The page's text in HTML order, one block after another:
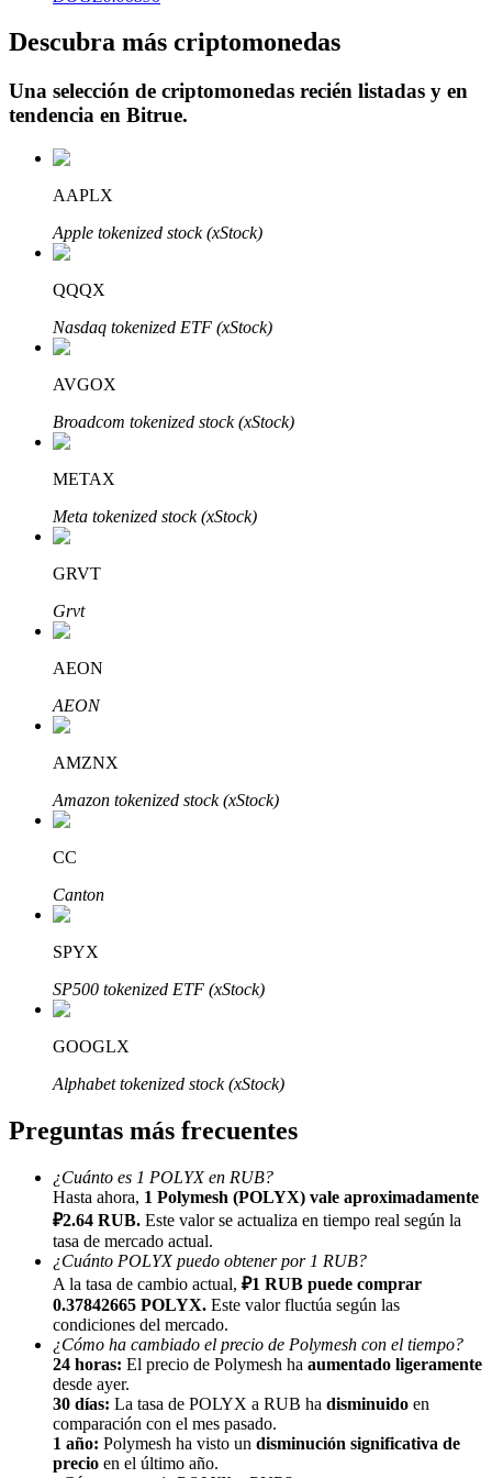
Inversión automática
Obtenga ganancias a largo plazo e intereses flexibles
Aprender Staking
Obtenga más información sobre cómo obtener ingresos pasivos
Bitrue Partners
Afiliados de Bitrue
¡Hasta un 65% de comisiones!
Referencia
Invita a un amigo para recibir recompensas en efectivo
Deposit CASHCAT & Win
Deposit CASHCAT & Win
Descubra más criptomonedas
Una selección de criptomonedas recién listadas y en
tendencia en Bitrue.
AAPLX
Apple tokenized stock (xStock)
QQQX
Nasdaq tokenized ETF (xStock)
AVGOX
Broadcom tokenized stock (xStock)
METAX
Meta tokenized stock (xStock)
GRVT
Grvt
AEON
AEON
AMZNX
Amazon tokenized stock (xStock)
CC
Canton
SPYX
SP500 tokenized ETF (xStock)
GOOGLX
Alphabet tokenized stock (xStock)
Preguntas más frecuentes
¿Cuánto es 1 POLYX en RUB?
Hasta ahora, 1 Polymesh (POLYX) vale aproximadamente
₽2.64 RUB. Este valor se actualiza en tiempo real según la
tasa de mercado actual.
¿Cuánto POLYX puedo obtener por 1 RUB?
A la tasa de cambio actual, ₽1 RUB puede comprar
0.37842665 POLYX. Este valor fluctúa según las
condiciones del mercado.
¿Cómo ha cambiado el precio de Polymesh con el tiempo?
24 horas: El precio de Polymesh ha aumentado ligeramente
desde ayer.
30 días: La tasa de POLYX a RUB ha disminuido en
comparación con el mes pasado.
1 año: Polymesh ha visto un disminución significativa de
precio en el último año.